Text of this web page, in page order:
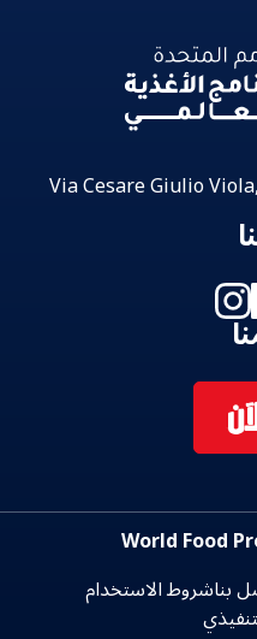
Via Cesare Giulio
بناشروط الاستخدام